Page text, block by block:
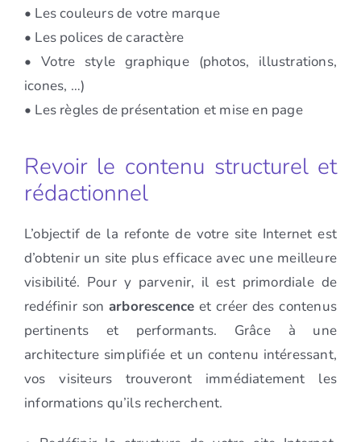
• Les couleurs de votre marque
• Les polices de caractère
• Votre style graphique (photos, illustrations,
icones, …)
• Les règles de présentation et mise en page
Revoir le contenu structurel et
rédactionnel
L’objectif de la refonte de votre site Internet est
d’obtenir un site plus efficace avec une meilleure
visibilité. Pour y parvenir, il est primordiale de
redéfinir son arborescence et créer des contenus
pertinents et performants. Grâce à une
architecture simplifiée et un contenu intéressant,
vos visiteurs trouveront immédiatement les
informations qu’ils recherchent.